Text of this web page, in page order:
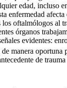
edad, incluso
enfermedad
oftalmólogos al
órganos
evidentes:
manera oportuna
de